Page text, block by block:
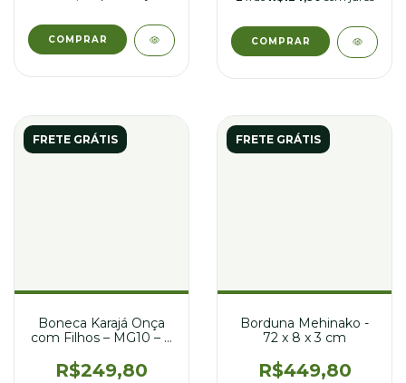
FRETE GRÁTIS
Boneca Karajá Onça
com Filhos – MG10 – 8
R$249,80
FRETE GRÁTIS
Borduna Mehinako -
72 x 8 x 3 cm
R$449,80